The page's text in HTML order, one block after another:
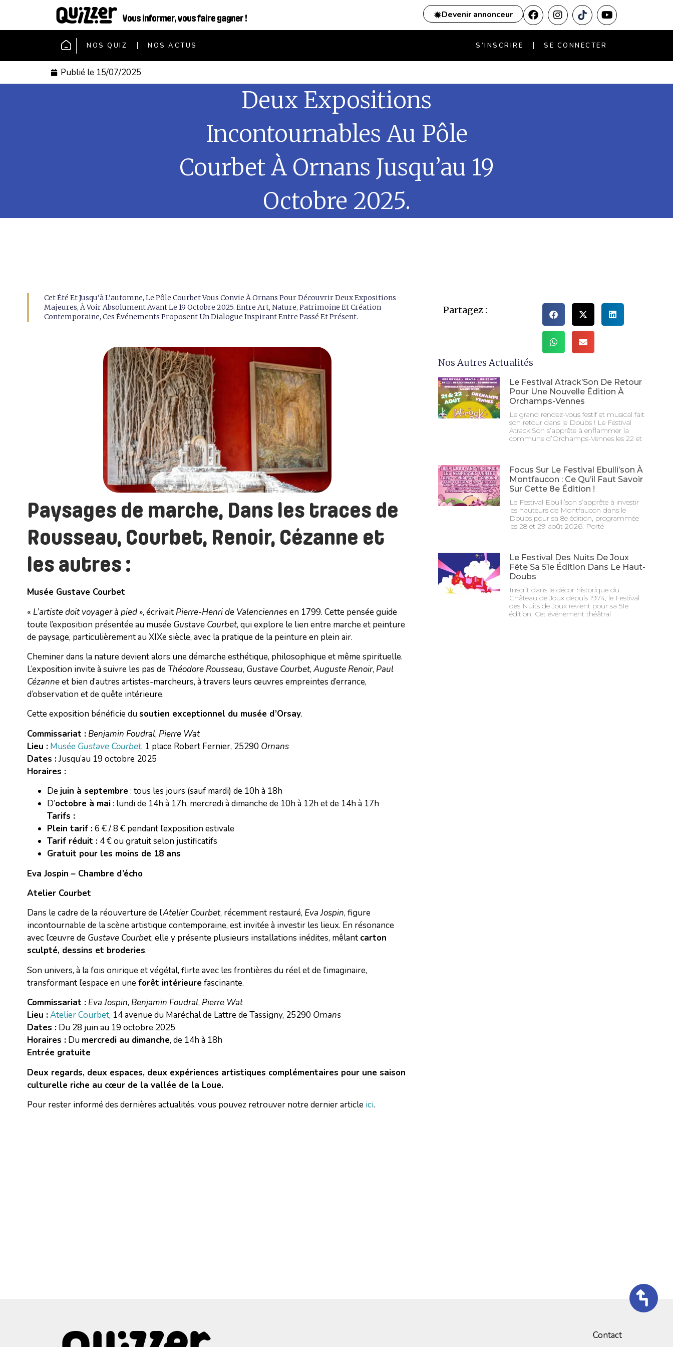
Vous informer, vous faire gagner ! Devenir annonceur
NOS QUIZ NOS ACTUS S’INSCRIRE SE CONNECTER
Publié le 15/07/2025
Deux Expositions
Incontournables Au Pôle
Courbet À Ornans Jusqu’au 19
Octobre 2025.
Cet Été Et Jusqu’à L’automne, Le Pôle Courbet Vous Convie À Ornans Pour Découvrir Deux Expositions
Majeures, À Voir Absolument Avant Le 19 Octobre 2025. Entre Art, Nature, Patrimoine Et Création
Contemporaine, Ces Événements Proposent Un Dialogue Inspirant Entre Passé Et Présent.
Paysages de marche, Dans les traces de
Rousseau, Courbet, Renoir, Cézanne et
les autres :
Musée Gustave Courbet
« L’artiste doit voyager à pied», écrivait Pierre-Henri de Valenciennesen 1799. Cette pensée guide
toute l’exposition présentée au musée Gustave Courbet, qui explore le lien entre marche et peinture
de paysage, particulièrement au XIXe siècle, avec la pratique de la peinture en plein air.
Cheminer dans la nature devient alors une démarche esthétique, philosophique et même spirituelle.
L’exposition invite à suivre les pas de Théodore Rousseau, Gustave Courbet, Auguste Renoir, Paul
Cézanneet bien d’autres artistes-marcheurs, à travers leurs œuvres empreintes d’errance,
d’observation et de quête intérieure.
Cette exposition bénéficie dusoutien exceptionnel du musée d’Orsay.
Commissariat : Benjamin Foudral, Pierre Wat
Lieu : Musée Gustave Courbet, 1 place Robert Fernier, 25290 Ornans
Dates :Jusqu’au 19 octobre 2025
Horaires :
Dejuin à septembre : tous les jours (sauf mardi) de 10h à 18h
D’octobre à mai: lundi de 14h à 17h, mercredi à dimanche de 10h à 12h et de 14h à 17h
Tarifs :
Plein tarif :6 € / 8 € pendant l’exposition estivale
Tarif réduit :4 € ou gratuit selon justificatifs
Gratuit pour les moins de 18 ans
Eva Jospin – Chambre d’écho
Atelier Courbet
Dans le cadre de la réouverture de l’Atelier Courbet, récemment restauré, Eva Jospin, figure
incontournable de la scène artistique contemporaine, est invitée à investir les lieux. En résonance
avec l’œuvre de Gustave Courbet, elle y présente plusieurs installations inédites, mêlant carton
sculpté, dessins et broderies.
Son univers, à la fois onirique et végétal, flirte avec les frontières du réel et de l’imaginaire,
transformant l’espace en uneforêt intérieure fascinante.
Commissariat : Eva Jospin, Benjamin Foudral, Pierre Wat
Lieu :Atelier Courbet, 14 avenue du Maréchal de Lattre de Tassigny, 25290 Ornans
Dates :Du 28 juin au 19 octobre 2025
Horaires :Du mercredi au dimanche, de 14h à 18h
Entrée gratuite
Deux regards, deux espaces, deux expériences artistiques complémentaires pour une saison
culturelle riche au cœur de la vallée de la Loue.
Pour rester informé des dernières actualités, vous pouvez retrouver notre dernier article ici.
Partagez :
Nos Autres Actualités
Le Festival Atrack’Son De Retour
Pour Une Nouvelle Édition À
Orchamps-Vennes
Le grand rendez-vous festif et musical fait
son retour dans le Doubs ! Le Festival
Atrack’Son s’apprête à enflammer la
commune d’Orchamps-Vennes les 22 et
Focus Sur Le Festival Ebulli’son À
Montfaucon : Ce Qu’il Faut Savoir
Sur Cette 8e Édition !
Le Festival Ebulli’son s’apprête à investir
les hauteurs de Montfaucon dans le
Doubs pour sa 8e édition, programmée
les 28 et 29 août 2026. Porté
Le Festival Des Nuits De Joux
Fête Sa 51e Édition Dans Le Haut-
Doubs
Inscrit dans le décor historique du
Château de Joux depuis 1974, le Festival
des Nuits de Joux revient pour sa 51e
édition. Cet événement théâtral
Contact